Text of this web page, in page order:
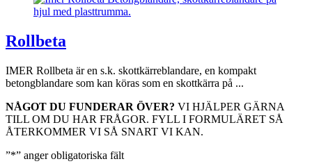
Rollbeta
IMER Rollbeta är en s.k. skottkärreblandare, en kompakt
betongblandare som kan köras som en skottkärra på ...
NÅGOT DU FUNDERAR ÖVER? VI HJÄLPER GÄRNA
TILL OM DU HAR FRÅGOR. FYLL I FORMULÄRET SÅ
ÅTERKOMMER VI SÅ SNART VI KAN.
”*” anger obligatoriska fält